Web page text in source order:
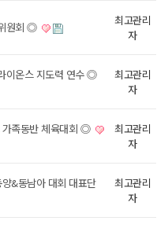
원회 ◎
최고관리
자
이온스 지도력 연수 ◎
최고관리
자
족동반 체육대회 ◎
최고관리
자
&동남아 대회 대표단
최고관리
자